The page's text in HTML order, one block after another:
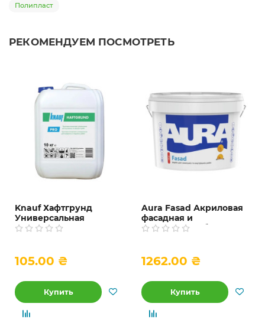
Полипласт
РЕКОМЕНДУЕМ ПОСМОТРЕТЬ
Knauf Хафтгрунд
Универсальная
грунтовка-концентрат,
105.00 ₴
Купить
Aura Fasad Акриловая
фасадная и
интерьерная белая
1262.00 ₴
Купить